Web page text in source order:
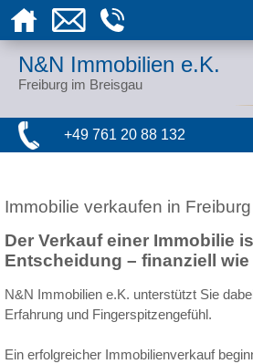
N&N Immobilien e.K.
Freiburg im Breisgau
+49 761 20 88 132
Immobilie verkaufen in
Der Verkauf einer Immobilie
Entscheidung – finanziell
N&N Immobilien e.K. unterstützt Sie
Erfahrung und Fingerspitzengefühl.
Ein erfolgreicher Immobilienverkauf